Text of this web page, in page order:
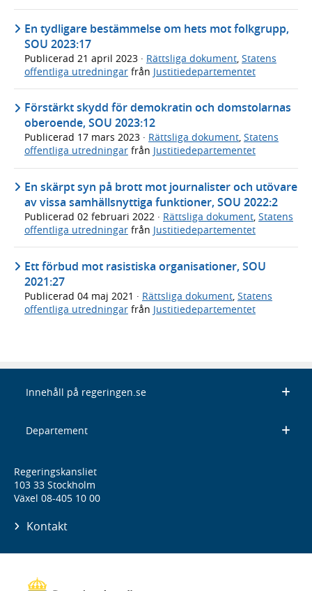
En tydligare bestämmelse om hets mot folkgrupp,
SOU 2023:17
Publicerad 21 april 2023 · Rättsliga dokument Statens
offentliga utredningar från Justitiedepartementet
Förstärkt skydd för demokratin och domstolarnas
oberoende, SOU 2023:12
Publicerad 17 mars 2023 · Rättsliga dokument, Statens
offentliga utredningar från Justitiedepartementet
En skärpt syn på brott mot journalister och utövare
av vissa samhällsnyttiga funktioner, SOU 2022:2
Publicerad 02 februari 2022 · Rättsliga dokument, Statens
offentliga utredningar från Justitiedepartementet
Ett förbud mot rasistiska organisationer, SOU
2021:27
Publicerad 04 maj 2021 · Rättsliga dokument Statens
offentliga utredningar från Justitiedepartementet
Innehåll på regeringen.se
Departement
Regeringskansliet
103 33 Stockholm
Växel 08-405 10 00
Kontakt